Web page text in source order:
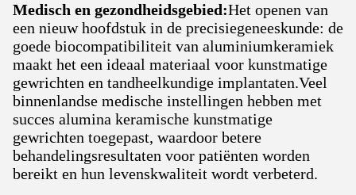
Medisch en gezondheidsgebied:Het openen van
een nieuw hoofdstuk in de precisiegeneeskunde: de
goede biocompatibiliteit van aluminiumkeramiek
maakt het een ideaal materiaal voor kunstmatige
gewrichten en tandheelkundige implantaten.Veel
binnenlandse medische instellingen hebben met
succes alumina keramische kunstmatige
gewrichten toegepast, waardoor betere
behandelingsresultaten voor patiënten worden
bereikt en hun levenskwaliteit wordt verbeterd.